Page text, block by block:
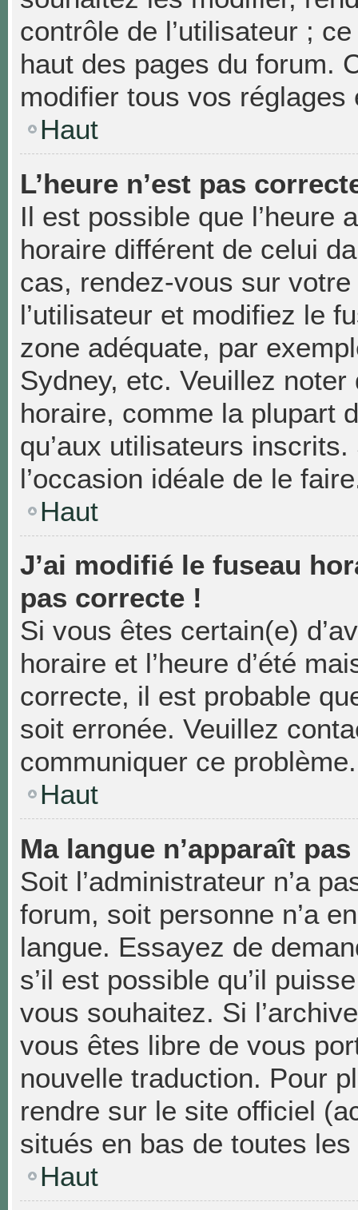
contrôle de l’utilisateur ;
haut des pages du forum.
modifier tous vos
Haut
L’heure n’est pas
Il est possible que l’heure
horaire différent de celui
cas, rendez-vous sur
l’utilisateur et modifiez le
zone adéquate, par
Sydney, etc. Veuillez
horaire, comme la plupart
qu’aux utilisateurs
l’occasion idéale de le
Haut
J’ai modifié le fuseau
pas correcte !
Si vous êtes certain(e)
horaire et l’heure d’été
correcte, il est probable
soit erronée. Veuillez
communiquer ce problème.
Haut
Ma langue n’apparaît
Soit l’administrateur n’a
forum, soit personne n’a
langue. Essayez de
s’il est possible qu’il
vous souhaitez. Si
vous êtes libre de vous
nouvelle traduction. Pour
rendre sur le site officiel
situés en bas de toutes
Haut